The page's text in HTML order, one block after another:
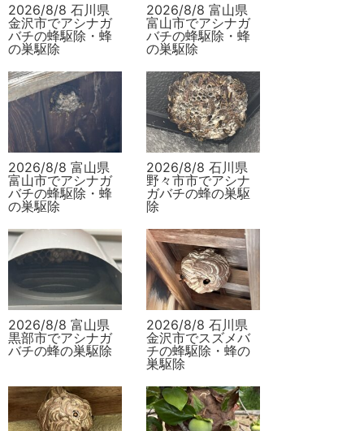
2026/8/8 石川県
金沢市でアシナガ
バチの蜂駆除・蜂
の巣駆除
2026/8/8 富山県
富山市でアシナガ
バチの蜂駆除・蜂
の巣駆除
2026/8/8 富山県
富山市でアシナガ
バチの蜂駆除・蜂
の巣駆除
2026/8/8 石川県
野々市市でアシナ
ガバチの蜂の巣駆
除
2026/8/8 富山県
黒部市でアシナガ
バチの蜂の巣駆除
2026/8/8 石川県
金沢市でスズメバ
チの蜂駆除・蜂の
巣駆除